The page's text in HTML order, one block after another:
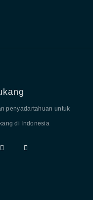
penyadartahuan untuk
di Indonesia